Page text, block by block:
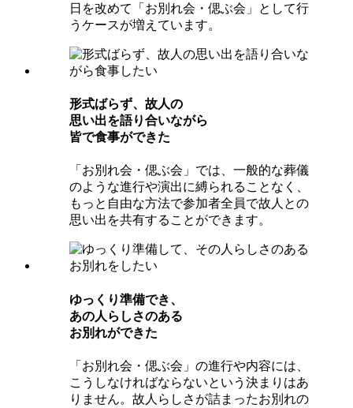
日を改めて「お別れ会・偲ぶ会」として行
うケースが増えています。
形式ばらず、故⼈の
思い出を語り合いながら
皆で⾷事ができた
「お別れ会・偲ぶ会」では、一般的な葬儀
のような進行や演出に縛られることなく、
もっと自由な方法で参加者全員で故人との
思い出を共有することができます。
ゆっくり準備でき、
あの⼈らしさのある
お別れができた
「お別れ会・偲ぶ会」の進行や内容には、
こうしなければならないという決まりはあ
りません。故人らしさが詰まったお別れの